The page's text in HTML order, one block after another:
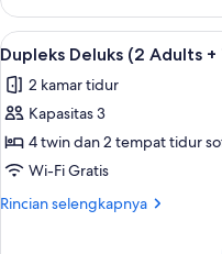
Dupleks
Klasik
Lihat
semua
foto
untuk
Dupleks
Deluks
(2
9
Dupleks Deluks (2 Adults +
2 kamar tidur
Kapasitas 3
4 twin dan 2 tempat tidur
Wi-Fi Gratis
Rincian selengkapnya
Rincian